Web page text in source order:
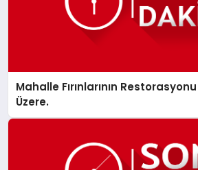
SAĞLIK
Mahalle Fırınlarının
Üzere.